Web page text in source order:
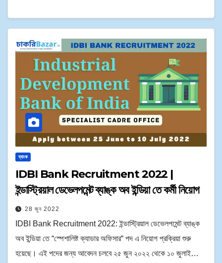
ব্যাংক
IDBI Bank Recruitment 2022 |
ইন্ডাস্ট্রিয়াল ডেভেলপমেন্ট ব্যাঙ্ক অব ইন্ডিয়া তে কর্মী নিয়োগ
28 জুন 2022
IDBI Bank Recruitment 2022: ইন্ডাস্ট্রিয়াল ডেভেলপমেন্ট ব্যাঙ্ক
অব ইন্ডিয়া তে “স্পেশালিষ্ট ক্যাডার অফিসার“ পদ এ নিয়োগ প্রক্রিয়া শুরু
হয়েছে। এই পদের জন্য আবেদন চলবে ২৫ জুন ২০২২ থেকে ১০ জুলাই…